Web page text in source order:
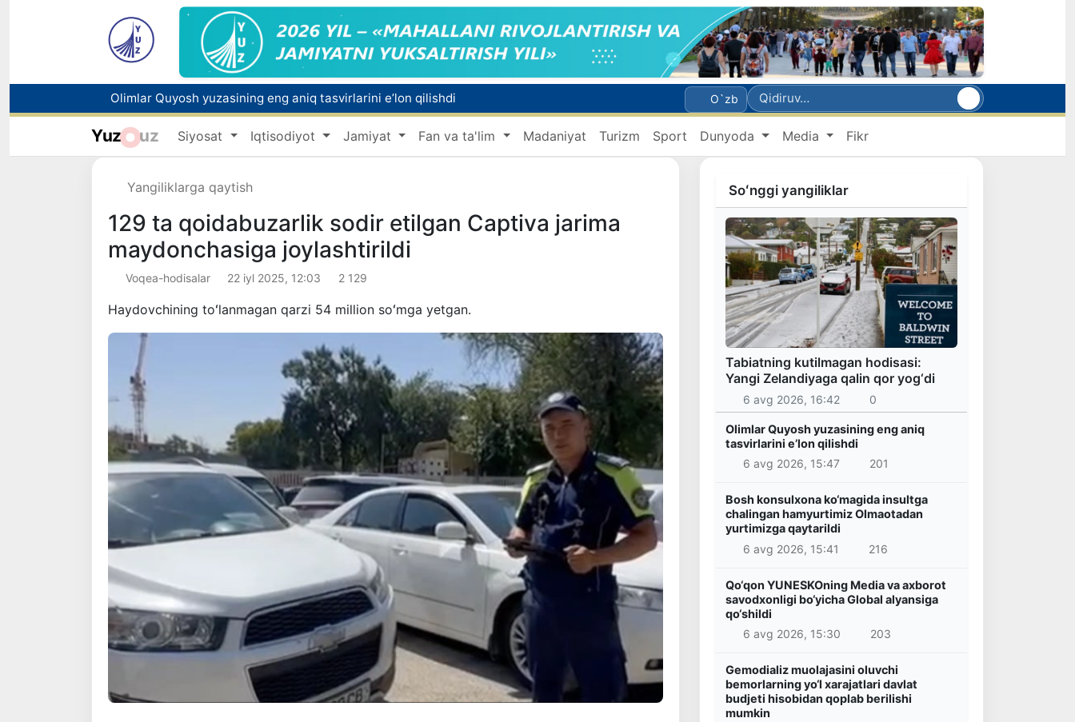
Olimlar Quyosh yuzasining eng aniq tasvirlarini e’lon qilishdi
Bosh konsulxona ko‘magida insultga chalingan hamyurtimiz Olmaotadan yurtimizga qaytarildi
Qo‘qon YUNESKOning Media va axborot savodxonligi bo‘yicha Global alyansiga qo‘shildi
Tabiatning kutilmagan hodisasi: Yangi Zelandiyaga qalin qor yog‘di
O`zb
Yuz uz Siyosat Iqtisodiyot Jamiyat Fan va ta'lim Madaniyat Turizm Sport Dunyoda Media Fikr
Yangiliklarga qaytish
129 ta qoidabuzarlik sodir etilgan Captiva jarima
maydonchasiga joylashtirildi
Voqea-hodisalar 22 iyl 2025, 12:03 2 129
Haydovchining toʻlanmagan qarzi 54 million soʻmga yetgan.
Soʻnggi yangiliklar
Tabiatning kutilmagan hodisasi:
Yangi Zelandiyaga qalin qor yog‘di
6 avg 2026, 16:42 0
Olimlar Quyosh yuzasining eng aniq
tasvirlarini e’lon qilishdi
6 avg 2026, 15:47
201
Bosh konsulxona ko‘magida insultga
chalingan hamyurtimiz Olmaotadan
yurtimizga qaytarildi
6 avg 2026, 15:41
216
Qo‘qon YUNESKOning Media va axborot
savodxonligi bo‘yicha Global alyansiga
qo‘shildi
6 avg 2026, 15:30
203
Gemodializ muolajasini oluvchi
bemorlarning yo‘l xarajatlari davlat
budjeti hisobidan qoplab berilishi
mumkin